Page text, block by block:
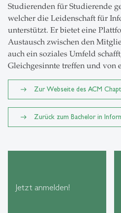
Studierenden für Studierende
welcher die Leidenschaft für
unterstützt. Er bietet eine
Austausch zwischen den
auch ein soziales Umfeld
Gleichgesinnte treffen und von
Zur Webseite des ACM
Zurück zum Bachelor in
Jetzt anmelden!